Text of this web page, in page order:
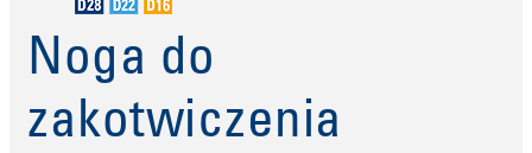
Noga do
zakotwiczenia